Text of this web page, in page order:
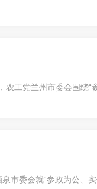
工党兰州市委会围绕“
委会就“参政为公、实